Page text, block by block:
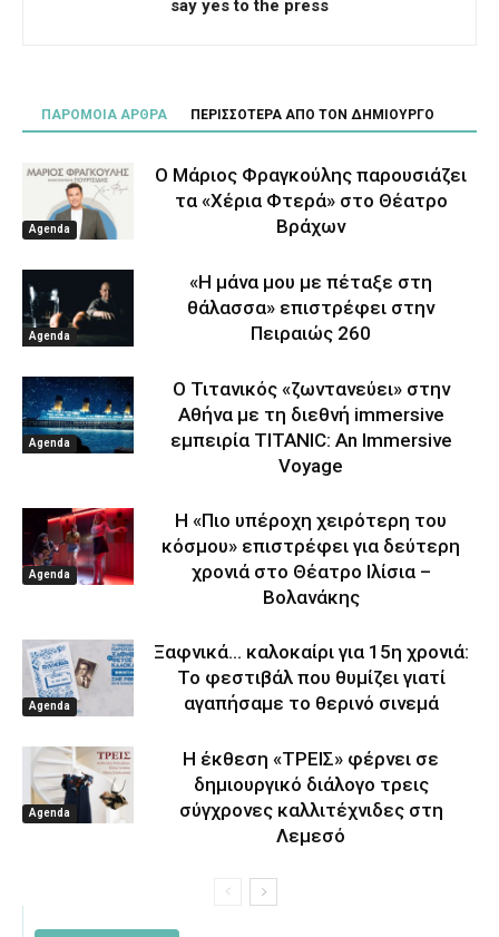
say yes to the press
ΠΑΡΟΜΟΙΑ ΑΡΘΡΑ ΠΕΡΙΣΣΟΤΕΡΑ ΑΠΟ ΤΟΝ ΔΗΜΙΟΥΡΓΟ
Agenda
Ο Μάριος Φραγκούλης παρουσιάζει
τα «Χέρια Φτερά» στο Θέατρο
Βράχων
Agenda
«Η μάνα μου με πέταξε στη
θάλασσα» επιστρέφει στην
Πειραιώς 260
Agenda
Ο Τιτανικός «ζωντανεύει» στην
Αθήνα με τη διεθνή immersive
εμπειρία TITANIC: An Immersive
Voyage
Agenda
Η «Πιο υπέροχη χειρότερη του
κόσμου» επιστρέφει για δεύτερη
χρονιά στο Θέατρο Ιλίσια –
Βολανάκης
Agenda
Ξαφνικά… καλοκαίρι για 15η χρονιά:
Το φεστιβάλ που θυμίζει γιατί
αγαπήσαμε το θερινό σινεμά
Agenda
Η έκθεση «ΤΡΕΙΣ» φέρνει σε
δημιουργικό διάλογο τρεις
σύγχρονες καλλιτέχνιδες στη
Λεμεσό